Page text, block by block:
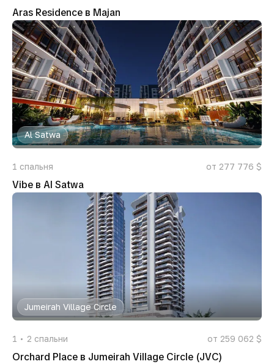
Aras Residence в Majan
Al Satwa
1 спальня от 277 776 $
Vibe в Al Satwa
Jumeirah Village Circle
1 2 спальни от 259 062 $
Orchard Place в Jumeirah Village Circle (JVC)